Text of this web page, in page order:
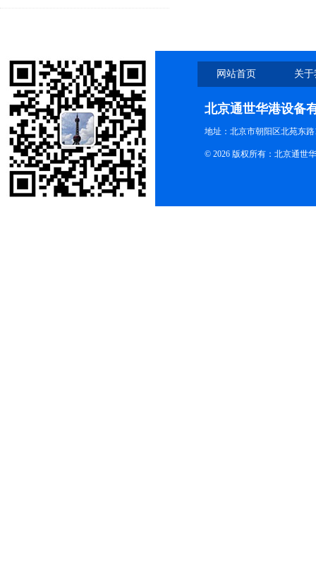
网站首页 关
北京通世华港设备
地址：北京市朝阳区北苑东路
© 2026 版权所有：北京通世